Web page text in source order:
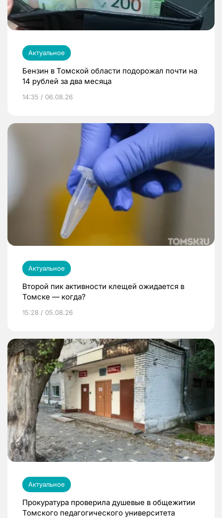
Актуальное
Бензин в Томской области подорожал почти на
14 рублей за два месяца
14:35 / 06.08.26
Актуальное
Второй пик активности клещей ожидается в
Томске — когда?
15:28 / 05.08.26
Актуальное
Прокуратура проверила душевые в общежитии
Томского педагогического университета